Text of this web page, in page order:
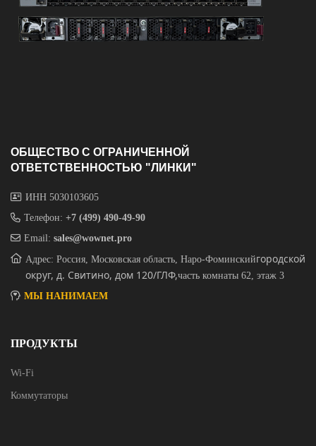
ОБЩЕСТВО С ОГРАНИЧЕННОЙ
ОТВЕТСТВЕННОСТЬЮ "ЛИНКИ"
ИНН 5030103605
Телефон: +7 (499) 490-49-90
Email: sales@wownet.pro
Адрес: Россия, Московская область, Наро-Фоминскийгородской
округ, д. Свитино, дом 120/ГЛФ,часть комнаты 62, этаж 3
МЫ НАНИМАЕМ
ПРОДУКТЫ
Wi-Fi
Коммутаторы